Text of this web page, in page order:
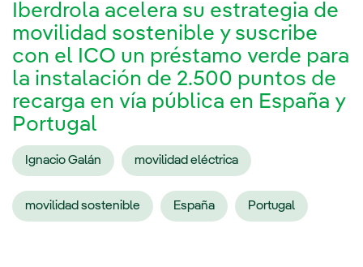
Iberdrola acelera su estrategia de
movilidad sostenible y suscribe
con el ICO un préstamo verde para
la instalación de 2.500 puntos de
recarga en vía pública en España y
Portugal
Ignacio Galán movilidad eléctrica
movilidad sostenible España Portugal